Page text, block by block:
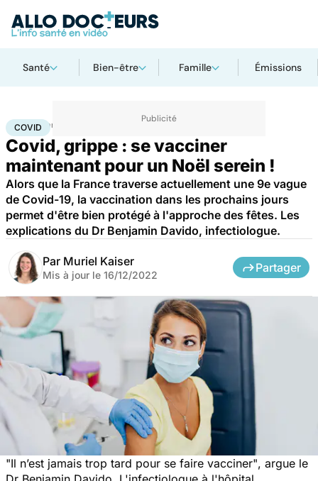
Santé Bien-être Famille Émissions
Accueil Santé Maladies infectieuses
COVID
Covid, grippe : se vacciner
maintenant pour un Noël serein !
Alors que la France traverse actuellement une 9e vague
de Covid-19, la vaccination dans les prochains jours
permet d'être bien protégé à l'approche des fêtes. Les
explications du Dr Benjamin Davido, infectiologue.
Par Muriel Kaiser
Mis à jour le 16/12/2022
Partager
"Il n’est jamais trop tard pour se faire vacciner", argue le